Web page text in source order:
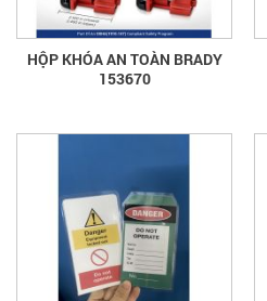
HỘP KHÓA AN TOÀN BRADY
153670